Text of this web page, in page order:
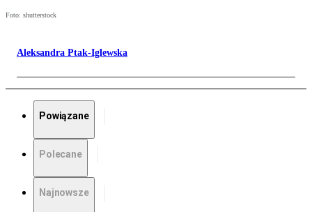
Foto: shutterstock
Aleksandra Ptak-Iglewska
Powiązane
Polecane
Najnowsze